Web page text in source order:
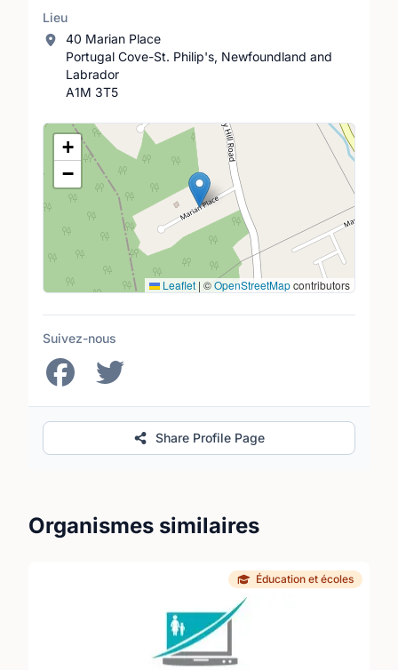
Lieu
40 Marian Place
Portugal Cove-St. Philip's, Newfoundland and
Labrador
A1M 3T5
Lieu
+
−
Leaflet | ©OpenStreetMapcontributors
Suivez-nous
Share Profile Page
Organismes similaires
Éducation et écoles